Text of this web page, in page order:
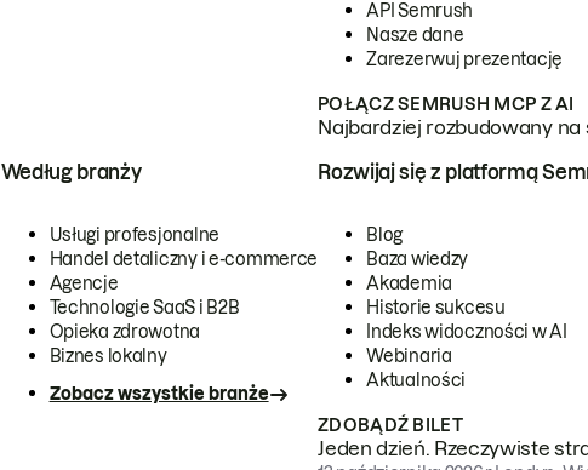
API Semrush
Nasze dane
Zarezerwuj prezentację
POŁĄCZ SEMRUSH MCP Z AI
Najbardziej rozbudowany
Według branży
Usługi profesjonalne
Handel detaliczny i e-commerce
Agencje
Technologie SaaS i B2B
Opieka zdrowotna
Biznes lokalny
Zobacz wszystkie branże
Rozwijaj się z platformą
Blog
Baza wiedzy
Akademia
Historie sukcesu
Indeks widoczności w AI
Webinaria
Aktualności
ZDOBĄDŹ BILET
Jeden dzień. Rzeczywiste